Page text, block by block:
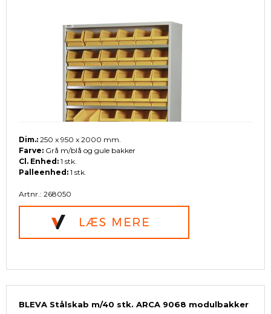
Dim.: 250 x 950 x 2000 mm.
Farve: Grå m/blå og gule bakker
Cl. Enhed: 1 stk.
Palleenhed: 1 stk.
Artnr.: 268050
BLEVA Stålskab m/40 stk. ARCA 9068 modulbakker